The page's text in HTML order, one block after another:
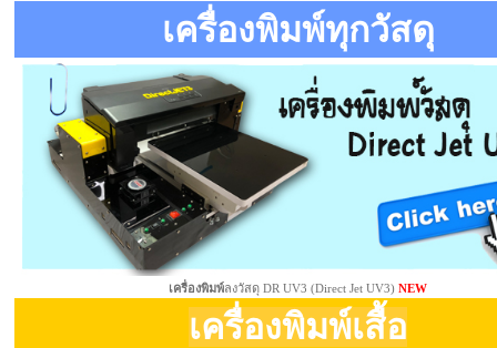
เครื่องพิมพ์ทุกวัสดุ
เครื่องพิมพ์ลงวัสดุ DR UV3 (Direct Jet UV3)NEW
เครื่องพิมพ์เสื้อ